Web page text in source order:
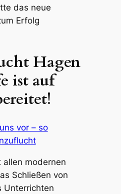
das neue
Erfolg
Hagen
ist auf
vor – so
modernen
Schließen von
Unterrichten